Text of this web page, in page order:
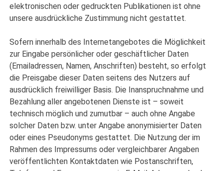
elektronischen oder gedruckten Publikationen ist ohne
unsere ausdrückliche Zustimmung nicht gestattet.
Sofern innerhalb des Internetangebotes die Möglichkeit
zur Eingabe persönlicher oder geschäftlicher Daten
(Emailadressen, Namen, Anschriften) besteht, so erfolgt
die Preisgabe dieser Daten seitens des Nutzers auf
ausdrücklich freiwilliger Basis. Die Inanspruchnahme und
Bezahlung aller angebotenen Dienste ist – soweit
technisch möglich und zumutbar – auch ohne Angabe
solcher Daten bzw. unter Angabe anonymisierter Daten
oder eines Pseudonyms gestattet. Die Nutzung der im
Rahmen des Impressums oder vergleichbarer Angaben
veröffentlichten Kontaktdaten wie Postanschriften,